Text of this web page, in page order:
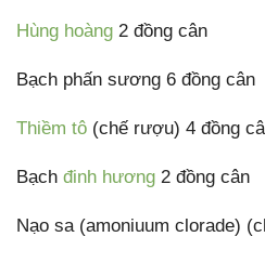
Hùng hoàng 2 đồng cân
Bạch phấn sương 6 đồng cân
Thiềm tô (chế rượu) 4 đồng
Bạch đinh hương 2 đồng cân
Nạo sa (amoniuum clorade)